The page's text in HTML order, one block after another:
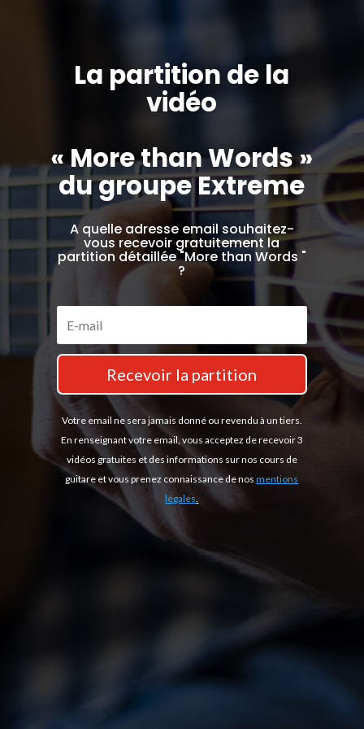
La partition de la
vidéo
« More than Words »
du groupe Extreme
A quelle adresse email souhaitez-
vous recevoir gratuitement la
partition détaillée "More than Words "
?
Recevoir la partition
Votre email ne sera jamais donné ou revendu à un tiers.
En renseignant votre email, vous acceptez de recevoir 3
vidéos gratuites et des informations sur nos cours de
guitare et vous prenez connaissance de nosmentions
légales.